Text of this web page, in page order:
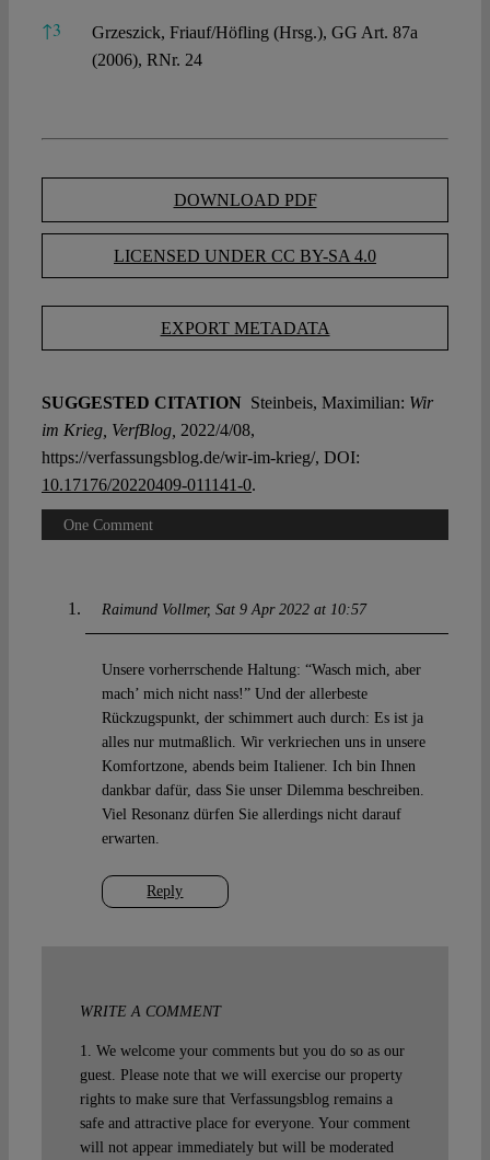
↑3
Grzeszick, Friauf/Höfling (Hrsg.), GG Art. 87a
(2006), RNr. 24
DOWNLOAD PDF
LICENSED UNDER CC BY-SA 4.0
EXPORT METADATA
SUGGESTED CITATION Steinbeis, Maximilian: Wir
im Krieg, VerfBlog, 2022/4/08,
https://verfassungsblog.de/wir-im-krieg/, DOI:
10.17176/20220409-011141-0.
One Comment
Raimund Vollmer Sat 9 Apr 2022 at 10:57
Reply
Unsere vorherrschende Haltung: “Wasch mich, aber
mach’ mich nicht nass!” Und der allerbeste
Rückzugspunkt, der schimmert auch durch: Es ist ja
alles nur mutmaßlich. Wir verkriechen uns in unsere
Komfortzone, abends beim Italiener. Ich bin Ihnen
dankbar dafür, dass Sie unser Dilemma beschreiben.
Viel Resonanz dürfen Sie allerdings nicht darauf
erwarten.
WRITE A COMMENT
1. We welcome your comments but you do so as our
guest. Please note that we will exercise our property
rights to make sure that Verfassungsblog remains a
safe and attractive place for everyone. Your comment
will not appear immediately but will be moderated